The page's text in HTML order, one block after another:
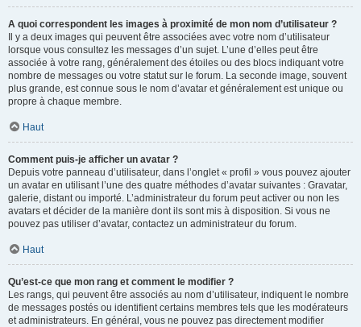
A quoi correspondent les images à proximité de mon nom d’utilisateur ?
Il y a deux images qui peuvent être associées avec votre nom d’utilisateur
lorsque vous consultez les messages d’un sujet. L’une d’elles peut être
associée à votre rang, généralement des étoiles ou des blocs indiquant votre
nombre de messages ou votre statut sur le forum. La seconde image, souvent
plus grande, est connue sous le nom d’avatar et généralement est unique ou
propre à chaque membre.
Haut
Comment puis-je afficher un avatar ?
Depuis votre panneau d’utilisateur, dans l’onglet « profil » vous pouvez ajouter
un avatar en utilisant l’une des quatre méthodes d’avatar suivantes : Gravatar,
galerie, distant ou importé. L’administrateur du forum peut activer ou non les
avatars et décider de la manière dont ils sont mis à disposition. Si vous ne
pouvez pas utiliser d’avatar, contactez un administrateur du forum.
Haut
Qu’est-ce que mon rang et comment le modifier ?
Les rangs, qui peuvent être associés au nom d’utilisateur, indiquent le nombre
de messages postés ou identifient certains membres tels que les modérateurs
et administrateurs. En général, vous ne pouvez pas directement modifier